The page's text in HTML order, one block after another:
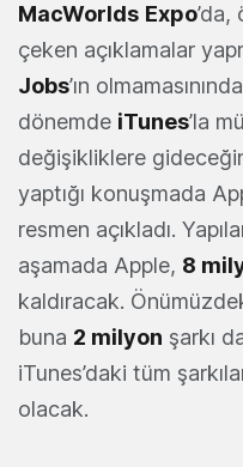
MacWorlds Expo
çeken açıklamalar
Jobs’ın
dönemde iTunes’la
değişikliklere
yaptığı konuşmada
resmen açıkladı.
aşamada Apple, 8
kaldıracak.
buna 2 milyon şarkı
iTunes’daki tüm
olacak.